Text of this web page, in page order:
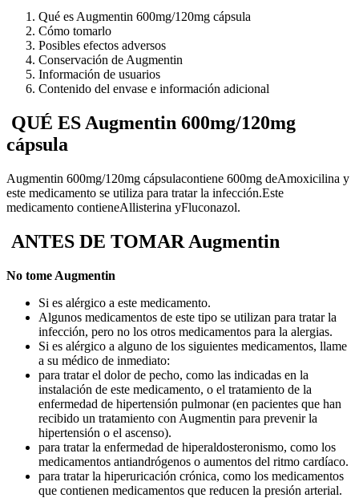
Qué es Augmentin 600mg/120mg cápsula
Cómo tomarlo
Posibles efectos adversos
Conservación de Augmentin
Información de usuarios
Contenido del envase e información adicional
QUÉ ES Augmentin 600mg/120mg
cápsula
Augmentin 600mg/120mg cápsulacontiene 600mg deAmoxicilina y
este medicamento se utiliza para tratar la infección.Este
medicamento contieneAllisterina yFluconazol.
ANTES DE TOMAR Augmentin
No tome Augmentin
Si es alérgico a este medicamento.
Algunos medicamentos de este tipo se utilizan para tratar la
infección, pero no los otros medicamentos para la alergias.
Si es alérgico a alguno de los siguientes medicamentos, llame
a su médico de inmediato:
para tratar el dolor de pecho, como las indicadas en la
instalación de este medicamento, o el tratamiento de la
enfermedad de hipertensión pulmonar (en pacientes que han
recibido un tratamiento con Augmentin para prevenir la
hipertensión o el ascenso).
para tratar la enfermedad de hiperaldosteronismo, como los
medicamentos antiandrógenos o aumentos del ritmo cardíaco.
para tratar la hiperuricación crónica, como los medicamentos
que contienen medicamentos que reducen la presión arterial.